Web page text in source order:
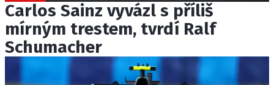
Carlos Sainz vyvázl s příliš
mírným trestem, tvrdí Ralf
Schumacher